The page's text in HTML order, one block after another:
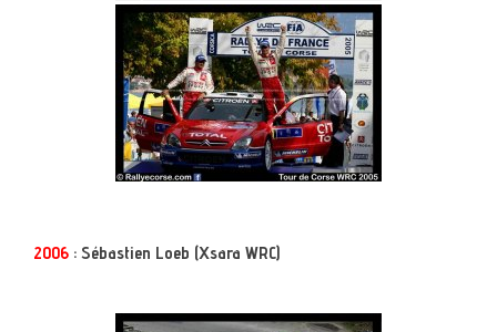
2006 : Sébastien Loeb (Xsara WRC)